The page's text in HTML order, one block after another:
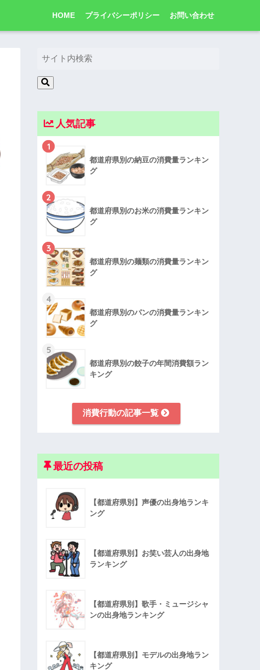
HOME プライバシーポリシー お問い合わせ
人気記事
1
都道府県別の納豆の消費量ランキン
グ
2
都道府県別のお米の消費量ランキン
グ
3
都道府県別の麺類の消費量ランキン
グ
4
都道府県別のパンの消費量ランキン
グ
5
都道府県別の餃子の年間消費額ラン
キング
消費行動の記事一覧
最近の投稿
【都道府県別】声優の出身地ランキ
ング
【都道府県別】お笑い芸人の出身地
ランキング
【都道府県別】歌手・ミュージシャ
ンの出身地ランキング
【都道府県別】モデルの出身地ラン
キング